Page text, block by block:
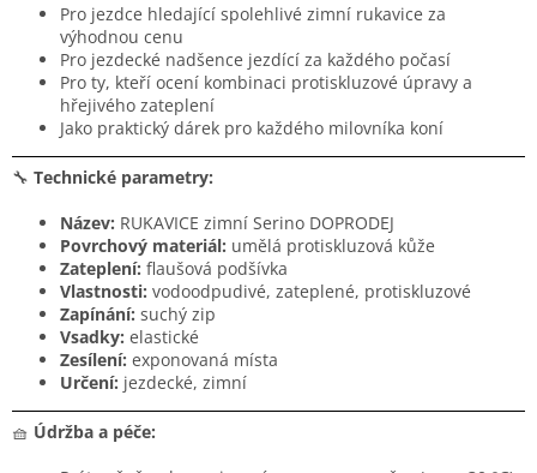
Pro jezdce hledající spolehlivé zimní rukavice za
výhodnou cenu
Pro jezdecké nadšence jezdící za každého počasí
Pro ty, kteří ocení kombinaci protiskluzové úpravy a
hřejivého zateplení
Jako praktický dárek pro každého milovníka koní
🔧 Technické parametry:
Název: RUKAVICE zimní Serino DOPRODEJ
Povrchový materiál: umělá protiskluzová kůže
Zateplení: flaušová podšívka
Vlastnosti: vodoodpudivé, zateplené, protiskluzové
Zapínání: suchý zip
Vsadky: elastické
Zesílení: exponovaná místa
Určení: jezdecké, zimní
🧺 Údržba a péče: